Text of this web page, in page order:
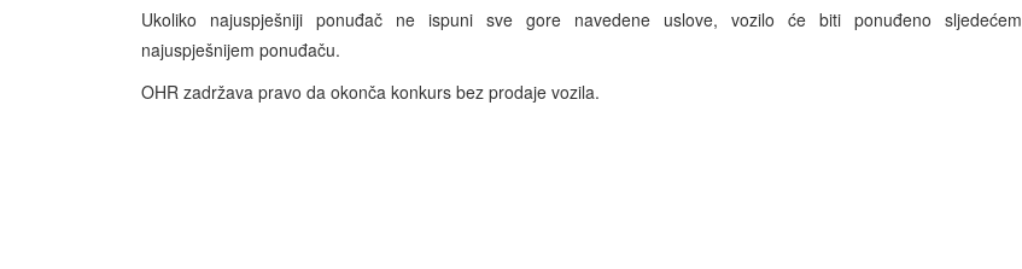
Ukoliko najuspješniji ponuđač ne ispuni sve gore navedene uslove, vozilo će biti ponuđeno sljedećem
najuspješnijem ponuđaču.
OHR zadržava pravo da okonča konkurs bez prodaje vozila.